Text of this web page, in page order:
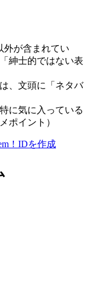
外が含まれてい
紳士的ではない表
、文頭に「ネタバ
に気に入っている
ポイント）
！IDを作成